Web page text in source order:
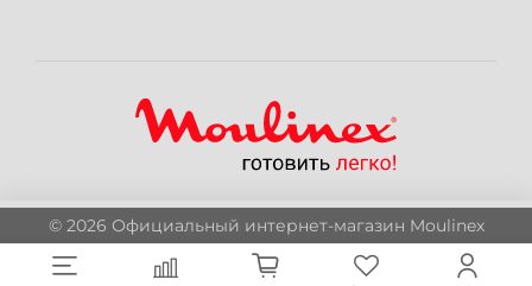
© 2026 Официальный интернет-магазин Moulinex